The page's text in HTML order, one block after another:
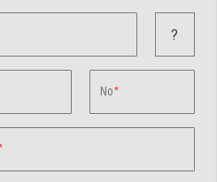
?
No